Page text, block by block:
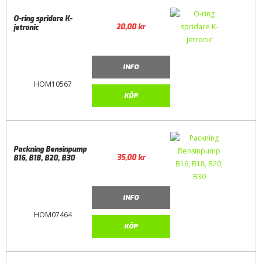
HOM10567
O-ring spridare K-
jetronic
20,00kr
INFO
KÖP
HOM07464
Packning Bensinpump
B16, B18, B20, B30
35,00kr
INFO
KÖP